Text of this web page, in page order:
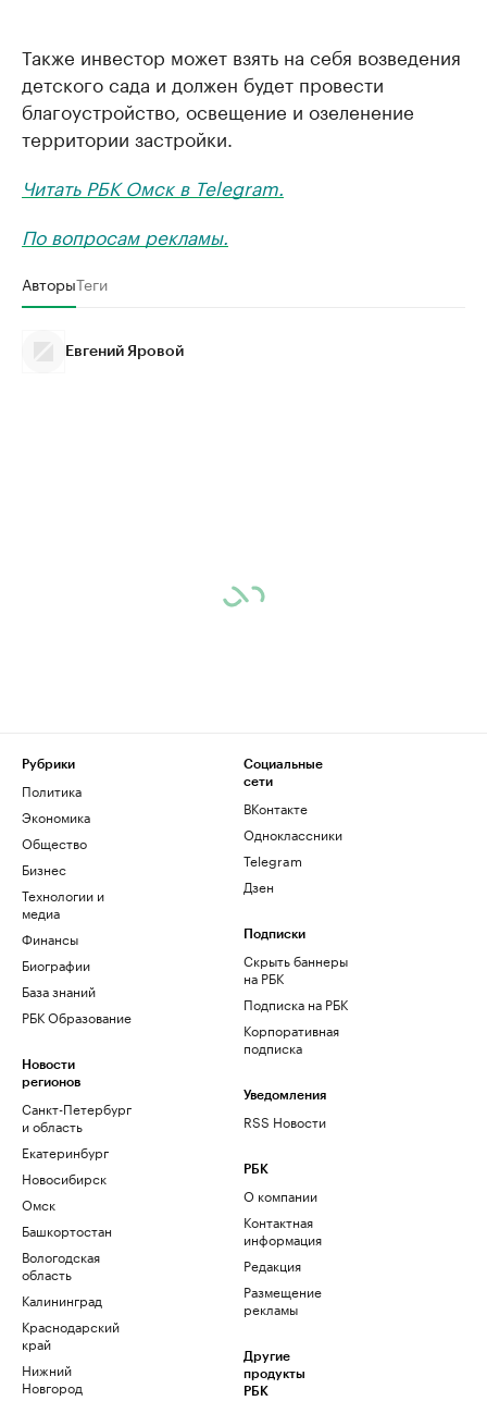
Также инвестор может взять на себя возведения
детского сада и должен будет провести
благоустройство, освещение и озеленение
территории застройки.
Читать РБК Омск в Telegram.
По вопросам рекламы.
АвторыТеги
Евгений Яровой
Рубрики
Политика
Экономика
Общество
Бизнес
Технологии и
медиа
Финансы
Биографии
База знаний
РБК Образование
Новости
регионов
Санкт-Петербург
и область
Екатеринбург
Новосибирск
Омск
Башкортостан
Вологодская
область
Калининград
Краснодарский
край
Нижний
Новгород
Социальные
сети
ВКонтакте
Одноклассники
Telegram
Дзен
Подписки
Скрыть баннеры
на РБК
Подписка на РБК
Корпоративная
подписка
Уведомления
RSS Новости
РБК
О компании
Контактная
информация
Редакция
Размещение
рекламы
Другие
продукты
РБК